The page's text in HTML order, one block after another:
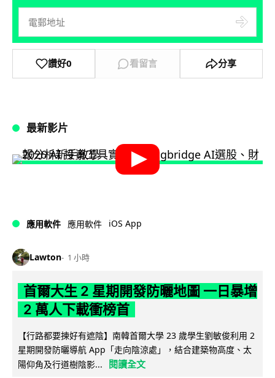
讚好0 看留言 分享
最新影片
應用軟件 應用軟件 iOS App
Lawton 1 小時
首爾大生 2 星期開發防曬地圖 一日暴增
2 萬人下載衝榜首
【行路都要揀好有遮陰】南韓首爾大學 23 歲學生劉敏俊利用 2
星期開發防曬導航 App「走向陰涼處」，結合建築物高度、太
陽仰角及行道樹陰影...
閱讀全文